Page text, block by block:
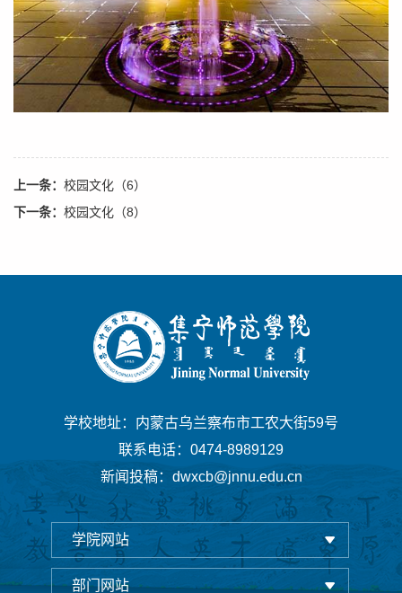
上一条： 校园文化（6）
下一条： 校园文化（8）
学校地址：内蒙古乌兰察布市工农大街59号
联系电话：0474-8989129
新闻投稿：dwxcb@jnnu.edu.cn
学院网站
部门网站